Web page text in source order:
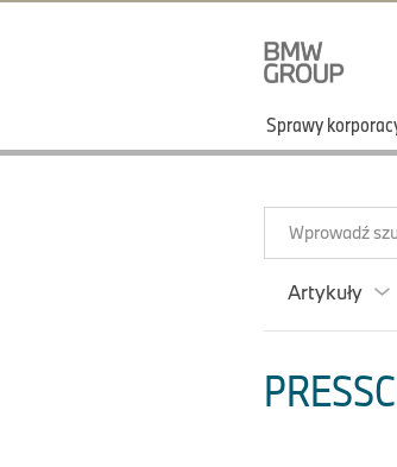
Sprawy
Wprowadź
Artykuły